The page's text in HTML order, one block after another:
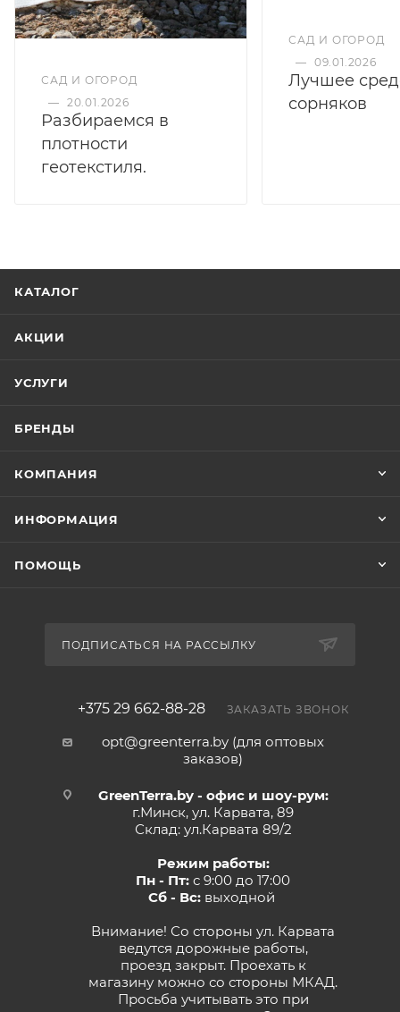
САД И ОГОРОД
— 20.01.2026
Разбираемся в
плотности
геотекстиля.
САД И ОГОРОД
— 09.01.2026
Лучшее
сорняков
КАТАЛОГ
АКЦИИ
УСЛУГИ
БРЕНДЫ
КОМПАНИЯ
ИНФОРМАЦИЯ
ПОМОЩЬ
ПОДПИСАТЬСЯ НА РАССЫЛКУ
+375 29 662-88-28 ЗАКАЗАТЬ ЗВОНОК
opt@greenterra.by (для оптовых
заказов)
GreenTerra.by - офис и шоу-рум:
г.Минск, ул. Карвата, 89
Склад: ул.Карвата 89/2
Режим работы:
Пн - Пт: с 9:00 до 17:00
Сб - Вс:выходной
Внимание! Со стороны ул. Карвата
ведутся дорожные работы,
проезд закрыт. Проехать к
магазину можно со стороны МКАД.
Просьба учитывать это при